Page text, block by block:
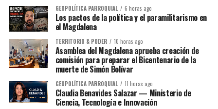
GEOPOLÍTICA PARROQUIAL 6 horas ago
Los pactos de la política y el paramilitarismo en
el Magdalena
TERRITORIO & PODER 10 horas ago
Asamblea del Magdalena aprueba creación de
comisión para preparar el Bicentenario de la
muerte de Simón Bolívar
GEOPOLÍTICA PARROQUIAL 11 horas ago
Claudia Benavides Salazar — Ministerio de
Ciencia, Tecnología e Innovación